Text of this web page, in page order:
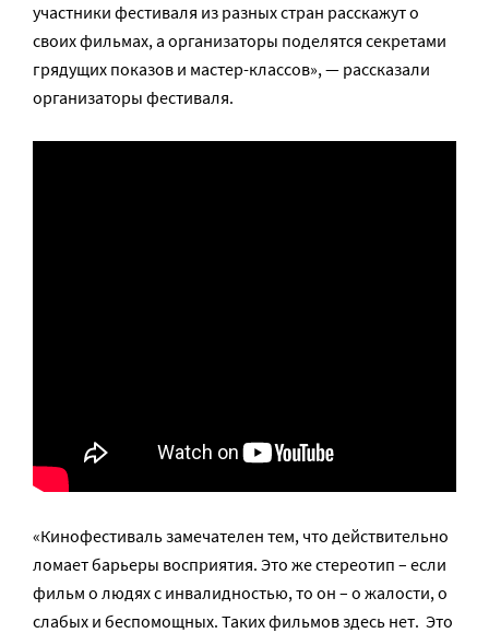
участники фестиваля из разных стран расскажут о
своих фильмах, а организаторы поделятся секретами
грядущих показов и мастер-классов», — рассказали
организаторы фестиваля.
«Кинофестиваль замечателен тем, что действительно
ломает барьеры восприятия. Это же стереотип – если
фильм о людях с инвалидностью, то он – о жалости, о
слабых и беспомощных. Таких фильмов здесь нет. Это